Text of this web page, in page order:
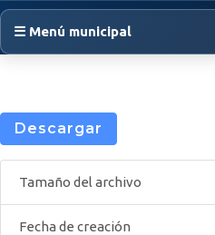
☰ Menú municipal
Descargar
Tamaño del archivo
Fecha de creación